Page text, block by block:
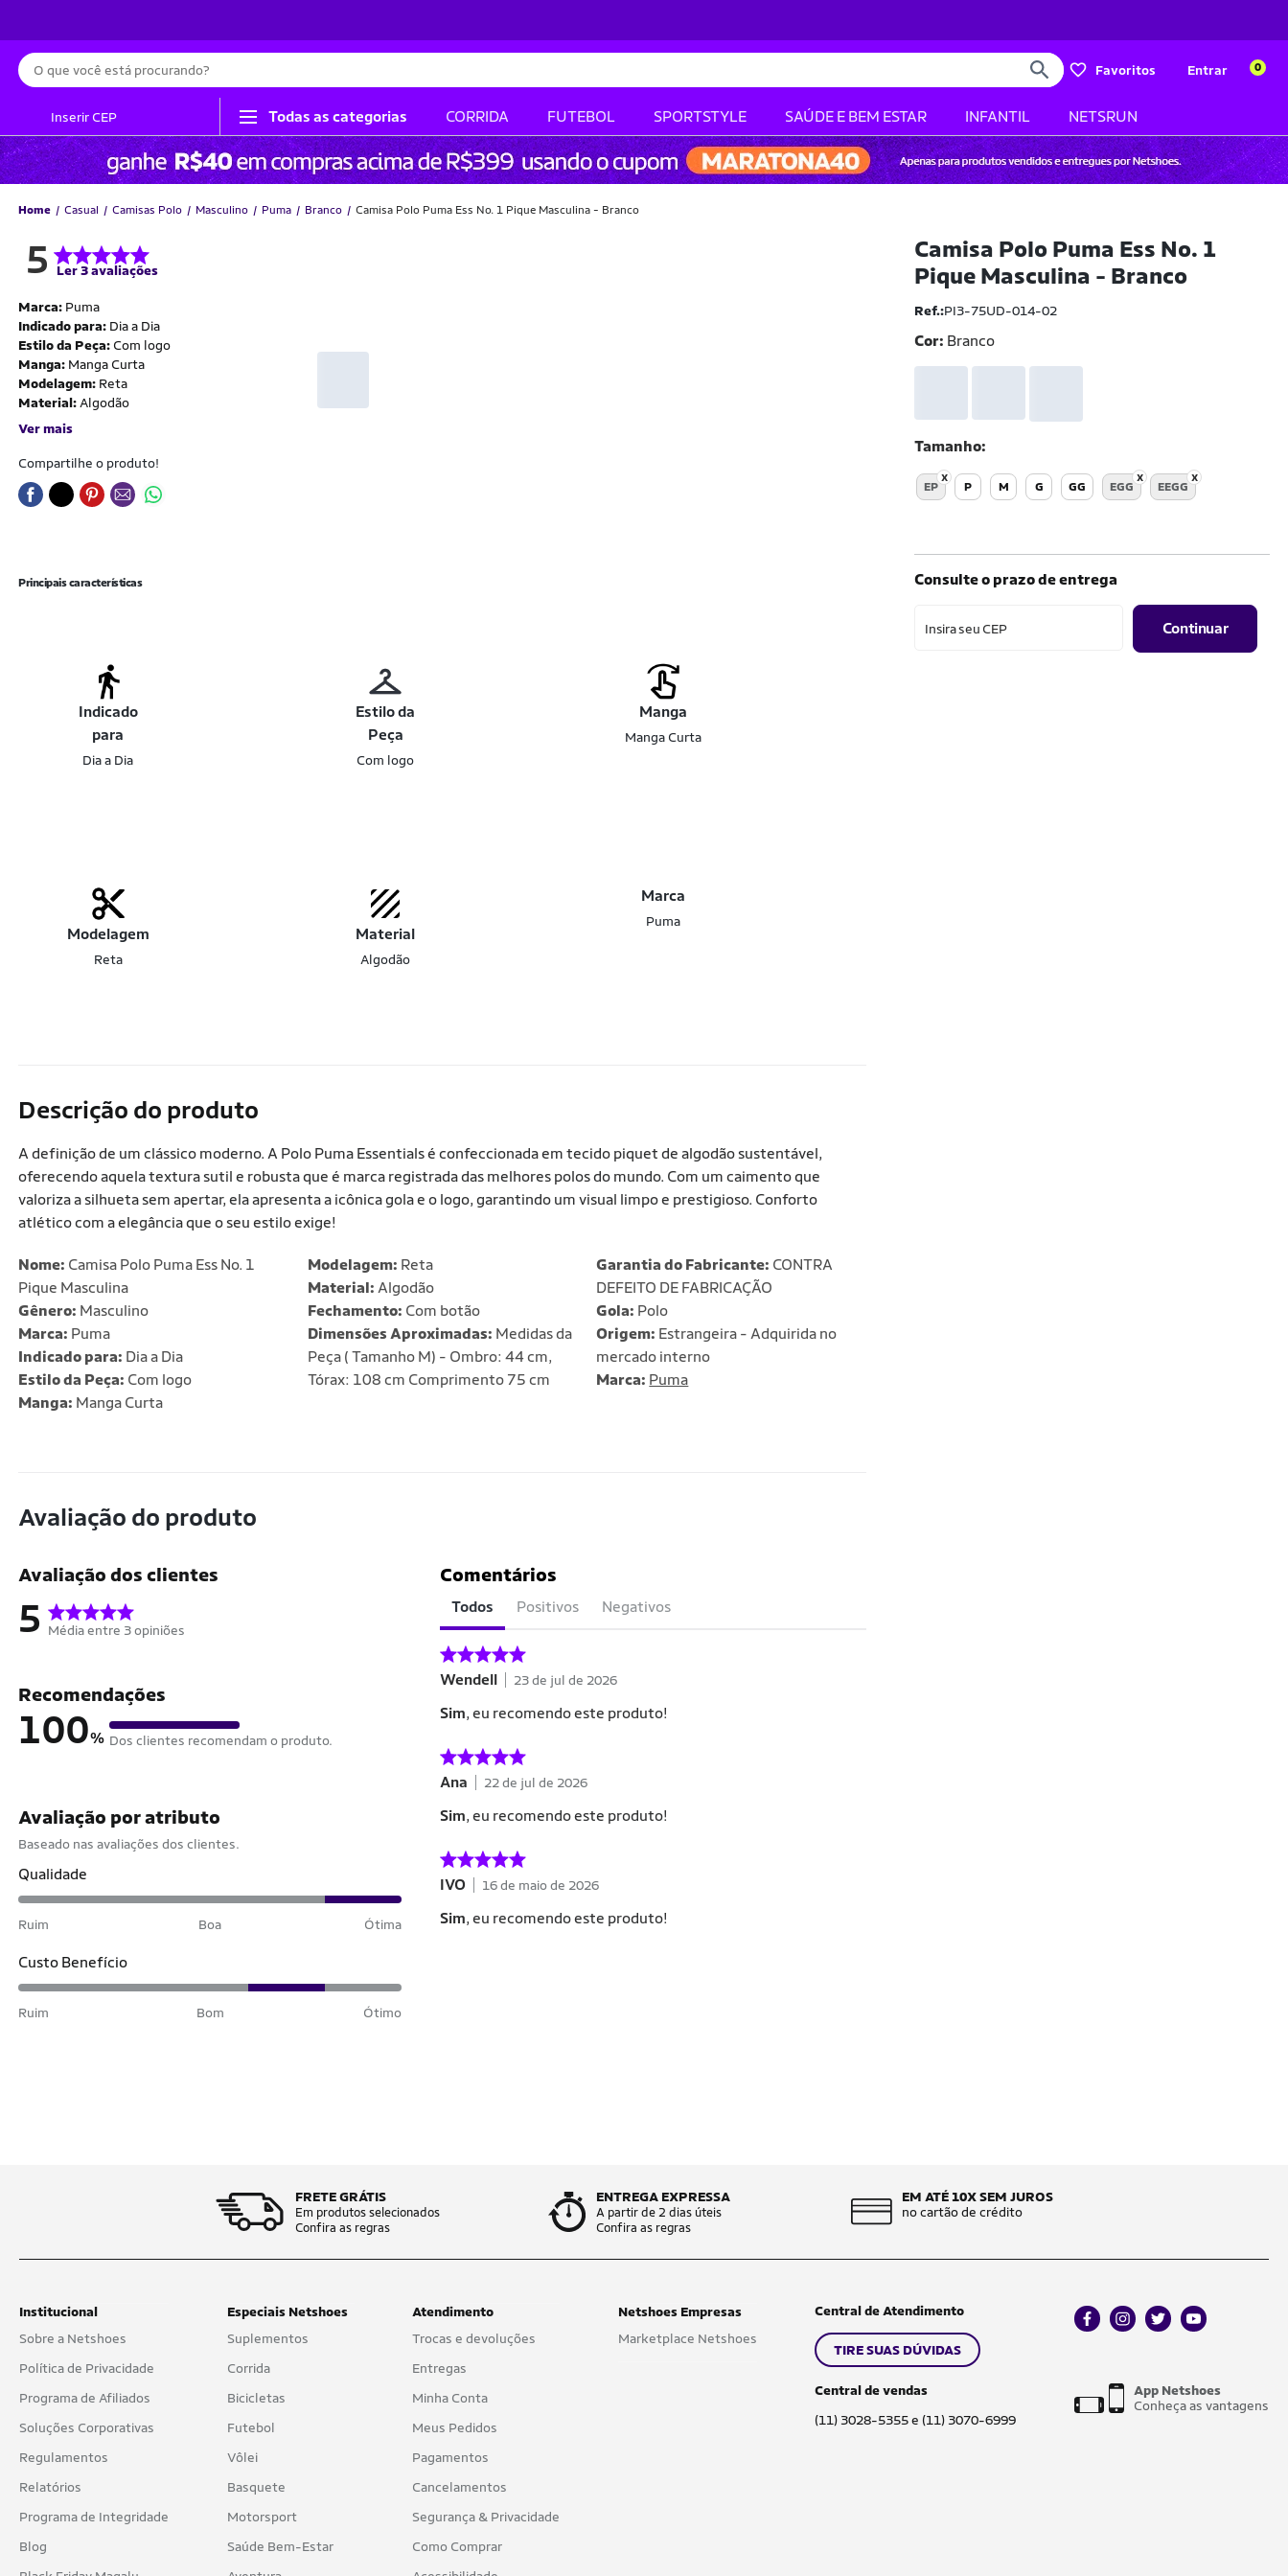
Busca
Favoritos Entrar 0
Inserir CEP Todas as categorias CORRIDA FUTEBOL SPORTSTYLE SAÚDE E BEM ESTAR INFANTIL NETSRUN
Home Casual Camisas Polo Masculino Puma Branco Camisa Polo Puma Ess No. 1 Pique Masculina - Branco
5 Ler 3 avaliações
Marca: Puma
Indicado para: Dia a Dia
Estilo da Peça: Com logo
Manga: Manga Curta
Modelagem: Reta
Material: Algodão
Ver mais
Compartilhe o produto!
Camisa Polo Puma Ess No. 1
Pique Masculina - Branco
Ref.:PI3-75UD-014-02
Cor: Branco
Tamanho
EP P M G GG EGG EEGG
Consulte o prazo de entrega
Insira seu CEP Continuar
Principais características
Indicado
para
Dia a Dia
Estilo da
Peça
Com logo
Manga
Manga Curta
Modelagem
Reta
Material
Algodão
Marca
Puma
Descrição do produto
A definição de um clássico moderno. A Polo Puma Essentials é confeccionada em tecido piquet de algodão sustentável,
oferecendo aquela textura sutil e robusta que é marca registrada das melhores polos do mundo. Com um caimento que
valoriza a silhueta sem apertar, ela apresenta a icônica gola e o logo, garantindo um visual limpo e prestigioso. Conforto
atlético com a elegância que o seu estilo exige!
Nome: Camisa Polo Puma Ess No. 1
Pique Masculina
Gênero: Masculino
Marca: Puma
Indicado para: Dia a Dia
Estilo da Peça: Com logo
Manga: Manga Curta
Modelagem: Reta
Material: Algodão
Fechamento: Com botão
Dimensões Aproximadas: Medidas da
Peça ( Tamanho M) - Ombro: 44 cm,
Tórax: 108 cm Comprimento 75 cm
Garantia do Fabricante: CONTRA
DEFEITO DE FABRICAÇÃO
Gola: Polo
Origem: Estrangeira - Adquirida no
mercado interno
Marca: Puma
Avaliação do produto
Avaliação dos clientes
5 Média entre 3 opiniões
Recomendações
100% Dos clientes recomendam o produto.
Avaliação por atributo
Baseado nas avaliações dos clientes.
Qualidade
Ruim Boa Ótima
Custo Benefício
Ruim Bom Ótimo
Comentários
Todos Positivos Negativos
Wendell 23 de jul de 2026
Sim, eu recomendo este produto!
Ana 22 de jul de 2026
Sim, eu recomendo este produto!
IVO 16 de maio de 2026
Sim, eu recomendo este produto!
FRETE GRÁTIS
Em produtos selecionados
Confira as regras
ENTREGA EXPRESSA
A partir de 2 dias úteis
Confira as regras
EM ATÉ 10X SEM JUROS
no cartão de crédito
Institucional
Sobre a Netshoes
Política de Privacidade
Programa de Afiliados
Soluções Corporativas
Regulamentos
Relatórios
Programa de Integridade
Blog
Especiais Netshoes
Suplementos
Corrida
Bicicletas
Futebol
Vôlei
Basquete
Motorsport
Saúde Bem-Estar
Atendimento
Trocas e devoluções
Entregas
Minha Conta
Meus Pedidos
Pagamentos
Cancelamentos
Segurança & Privacidade
Como Comprar
Netshoes Empresas
Marketplace Netshoes
Central de Atendimento
TIRE SUAS DÚVIDAS
Central de vendas
(11) 3028-5355 e (11) 3070-6999
facebookinstagram
twitteryoutube
App Netshoes
Conheça as vantagens